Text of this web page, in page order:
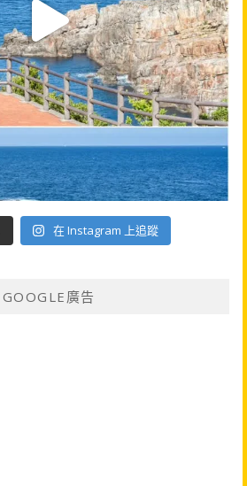
在 Instagram 上追蹤
GOOGLE廣告